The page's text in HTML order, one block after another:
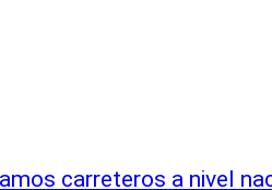
carreteros a nivel